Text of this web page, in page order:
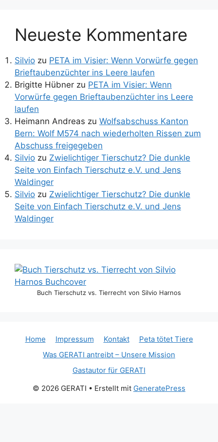
Neueste Kommentare
Silvio zu PETA im Visier: Wenn Vorwürfe gegen
Brieftaubenzüchter ins Leere laufen
Brigitte Hübner zu PETA im Visier: Wenn
Vorwürfe gegen Brieftaubenzüchter ins Leere
laufen
Heimann Andreas zu Wolfsabschuss Kanton
Bern: Wolf M574 nach wiederholten Rissen zum
Abschuss freigegeben
Silvio zu Zwielichtiger Tierschutz? Die dunkle
Seite von Einfach Tierschutz e.V. und Jens
Waldinger
Silvio zu Zwielichtiger Tierschutz? Die dunkle
Seite von Einfach Tierschutz e.V. und Jens
Waldinger
Buch Tierschutz vs. Tierrecht von Silvio Harnos
Home Impressum Kontakt
Peta tötet Tiere
Was GERATI antreibt – Unsere Mission
Gastautor für GERATI
© 2026 GERATI • Erstellt mit GeneratePress